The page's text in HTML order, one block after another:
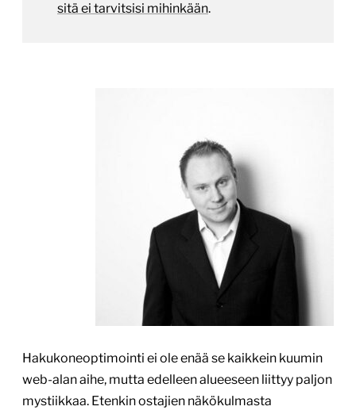
sitä ei tarvitsisi mihinkään.
Hakukoneoptimointi ei ole enää se kaikkein kuumin
web-alan aihe, mutta edelleen alueeseen liittyy paljon
mystiikkaa. Etenkin ostajien näkökulmasta